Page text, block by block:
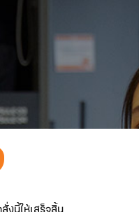
งนี้ให้เสร็จสิ้น